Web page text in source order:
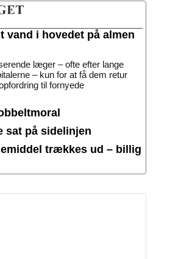
vand i hovedet på almen
læger – ofte efter lange
– kun for at få dem retur
til fornyede
på sidelinjen
trækkes ud – billig